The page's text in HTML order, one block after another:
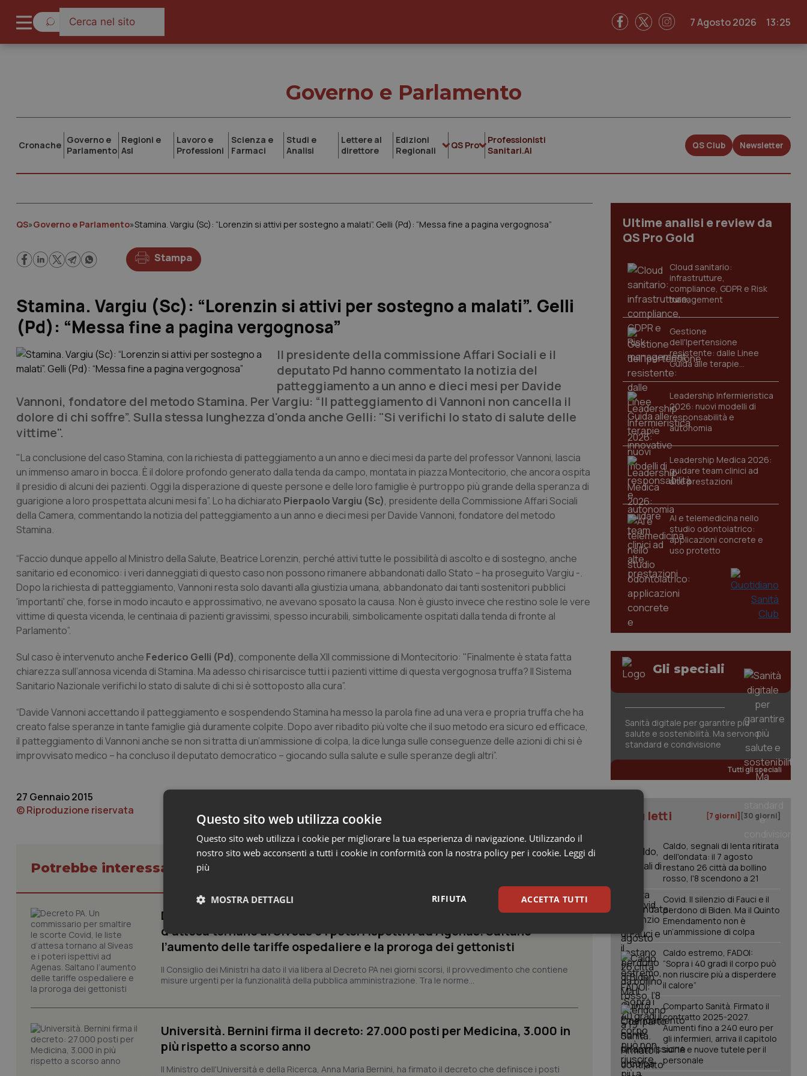
7 Agosto 2026 13:25
Governo e Parlamento
Cronache Governo e
Parlamento
Regioni e
Asl
Lavoro e
Professioni
Scienza e
Farmaci
Studi e
Analisi
Lettere al
direttore
Edizioni
Regionali
QS Pro
Professionisti
Sanitari.AI
QS Club Newsletter
QS»Governo e Parlamento»Stamina. Vargiu (Sc): “Lorenzin si attivi per sostegno a malati”. Gelli (Pd): “Messa fine a pagina vergognosa”
Stampa
Stamina. Vargiu (Sc): “Lorenzin si attivi per sostegno a malati”. Gelli
(Pd): “Messa fine a pagina vergognosa”
Il presidente della commissione Affari Sociali e il
deputato Pd hanno commentato la notizia del
patteggiamento a un anno e dieci mesi per Davide
Vannoni, fondatore del metodo Stamina. Per Vargiu: “Il patteggiamento di Vannoni non cancella il
dolore di chi soffre”. Sulla stessa lunghezza d'onda anche Gelli: "Si verifichi lo stato di salute delle
vittime".
"La conclusione del caso Stamina, con la richiesta di patteggiamento a un anno e dieci mesi da parte del professor Vannoni, lascia
un immenso amaro in bocca. È il dolore profondo generato dalla tenda da campo, montata in piazza Montecitorio, che ancora ospita
il presidio di alcuni dei pazienti. Oggi la disperazione di queste persone e delle loro famiglie è purtroppo più grande della speranza di
guarigione a loro prospettata alcuni mesi fa”. Lo ha dichiarato Pierpaolo Vargiu (Sc), presidente della Commissione Affari Sociali
della Camera, commentando la notizia del patteggiamento a un anno e dieci mesi per Davide Vannoni, fondatore del metodo
Stamina.
“Faccio dunque appello al Ministro della Salute, Beatrice Lorenzin, perché attivi tutte le possibilità di ascolto e di sostegno, anche
sanitario ed economico: i veri danneggiati di questo caso non possono rimanere abbandonati dallo Stato – ha proseguito Vargiu -.
Dopo la richiesta di patteggiamento, Vannoni resta solo davanti alla giustizia umana, abbandonato dai tanti sostenitori pubblici
'importanti' che, forse in modo incauto e approssimativo, ne avevano sposato la causa. Non è giusto invece che restino sole le vere
vittime di questa vicenda, le centinaia di pazienti gravissimi, spesso incurabili, simbolicamente ospitati dalla tenda di fronte al
Parlamento”.
Sul caso è intervenuto anche Federico Gelli (Pd), componente della XII commissione di Montecitorio: "Finalmente è stata fatta
chiarezza sull’annosa vicenda di Stamina. Ma adesso chi risarcisce tutti i pazienti vittime di questa vergognosa truffa? Il Sistema
Sanitario Nazionale verifichi lo stato di salute di chi si è sottoposto alla cura”.
“Davide Vannoni accettando il patteggiamento e sospendendo Stamina ha messo la parola fine ad una vera e propria truffa che ha
creato false speranze in tante famiglie già duramente colpite. Dopo aver ribadito più volte che il suo metodo era sicuro ed efficace,
il patteggiamento di Vannoni anche se non si tratta di un’ammissione di colpa, la dice lunga sulle conseguenze delle azioni di chi si è
improvvisato medico – ha concluso il deputato democratico – giocando sulla salute e sulle speranze degli altri”.
27 Gennaio 2015
© Riproduzione riservata
Potrebbe interessarti in Governo e Parlamento
Decreto PA. Un commissario per smaltire le scorte Covid, le liste
d’attesa tornano al Siveas e i poteri ispettivi ad Agenas. Saltano
l’aumento delle tariffe ospedaliere e la proroga dei gettonisti
Il Consiglio dei Ministri ha dato il via libera al Decreto PA nei giorni scorsi, il provvedimento che contiene
misure urgenti per la funzionalità della pubblica amministrazione. Tra le norme...
Università. Bernini firma il decreto: 27.000 posti per Medicina, 3.000 in
più rispetto a scorso anno
Il Ministro dell'Università e della Ricerca, Anna Maria Bernini, ha firmato il decreto che definisce i posti
Ultime analisi e review da
QS Pro Gold
Cloud sanitario:
infrastrutture,
compliance, GDPR e Risk
management
Gestione
dell'Ipertensione
resistente: dalle Linee
Guida alle terapie
innovative
Leadership Infermieristica
2026: nuovi modelli di
responsabilità e
autonomia
Leadership Medica 2026:
guidare team clinici ad
alte prestazioni
AI e telemedicina nello
studio odontoiatrico:
applicazioni concrete e
uso protetto
Gli speciali
Sanità digitale per garantire più
salute e sostenibilità. Ma servono
standard e condivisione
Tutti gli speciali
I più letti [7 giorni] [30 giorni]
Caldo, segnali di lenta ritirata
dell'ondata: il 7 agosto
restano 26 città da bollino
rosso, l'8 scendono a 21
Covid. Il silenzio di Fauci e il
perdono di Biden. Ma il Quinto
Emendamento non è
un’ammissione di colpa
Caldo estremo, FADOI:
“Sopra i 40 gradi il corpo può
non riuscire più a disperdere
il calore”
Comparto Sanità. Firmato il
contratto 2025-2027.
Aumenti fino a 240 euro per
gli infermieri, arriva il capitolo
sull'IA e nuove tutele per il
personale
Questo sito web utilizza cookie
Questo sito web utilizza i cookie per migliorare la tua esperienza di navigazione. Utilizzando il
nostro sito web acconsenti a tutti i cookie in conformità con la nostra policy per i cookie. Leggi di
più
ACCETTA TUTTI
RIFIUTA
MOSTRA DETTAGLI
Necessari Statistici Marketing
I cookie necessari contribuiscono a rendere fruibile il sito web abilitandone funzionalità di base quali la navigazione sulle pagine
e l'accesso alle aree protette del sito. Il sito web non è in grado di funzionare correttamente senza questi cookie.
Nome
Fornitore/Dominio Scadenza
Descrizione